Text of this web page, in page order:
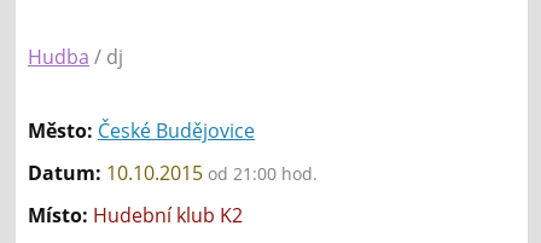
Hudba / dj
Město: České Budějovice
Datum: 10.10.2015 od 21:00 hod.
Místo: Hudební klub K2